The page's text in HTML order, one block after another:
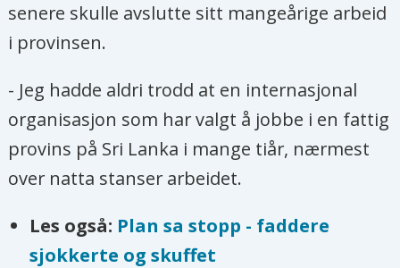
senere skulle avslutte sitt mangeårige arbeid
i provinsen.
- Jeg hadde aldri trodd at en internasjonal
organisasjon som har valgt å jobbe i en fattig
provins på Sri Lanka i mange tiår, nærmest
over natta stanser arbeidet.
Les også: Plan sa stopp - faddere
sjokkerte og skuffet